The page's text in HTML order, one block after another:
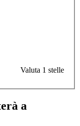
Valuta 1 stelle
a